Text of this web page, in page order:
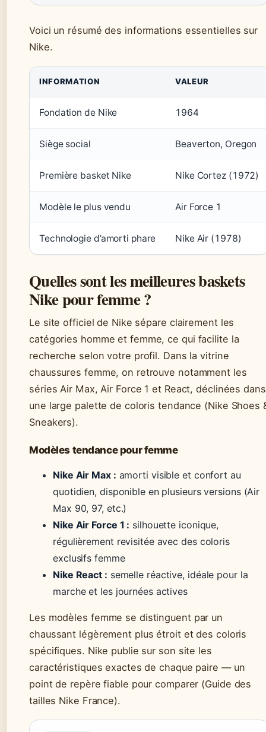
Voici un résumé des informations essentielles sur
Nike.
INFORMATION VALEUR
Fondation de Nike 1964
Siège social Beaverton, Oregon
Première basket Nike Nike Cortez (1972)
Modèle le plus vendu Air Force 1
Technologie d’amorti phare Nike Air (1978)
Quelles sont les meilleures baskets
Nike pour femme ?
Le site officiel de Nike sépare clairement les
catégories homme et femme, ce qui facilite la
recherche selon votre profil. Dans la vitrine
chaussures femme, on retrouve notamment les
séries Air Max, Air Force 1 et React, déclinées dans
une large palette de coloris tendance (Nike Shoes
Sneakers).
Modèles tendance pour femme
Nike Air Max : amorti visible et confort au
quotidien, disponible en plusieurs versions (Air
Max 90, 97, etc.)
Nike Air Force 1 : silhouette iconique,
régulièrement revisitée avec des coloris
exclusifs femme
Nike React : semelle réactive, idéale pour la
marche et les journées actives
Les modèles femme se distinguent par un
chaussant légèrement plus étroit et des coloris
spécifiques. Nike publie sur son site les
caractéristiques exactes de chaque paire — un
point de repère fiable pour comparer (Guide des
tailles Nike France).